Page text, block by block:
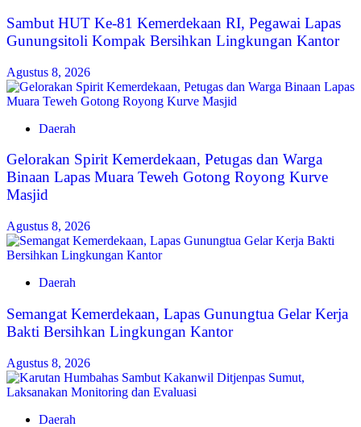
Sambut HUT Ke-81 Kemerdekaan RI, Pegawai Lapas
Gunungsitoli Kompak Bersihkan Lingkungan Kantor
Agustus 8, 2026
Daerah
Gelorakan Spirit Kemerdekaan, Petugas dan Warga
Binaan Lapas Muara Teweh Gotong Royong Kurve
Masjid
Agustus 8, 2026
Daerah
Semangat Kemerdekaan, Lapas Gunungtua Gelar Kerja
Bakti Bersihkan Lingkungan Kantor
Agustus 8, 2026
Daerah